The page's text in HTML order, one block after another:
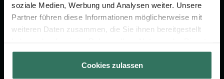
soziale Medien, Werbung und Analysen weiter. Unsere
Partner führen diese Informationen möglicherweise mit
weiteren Daten zusammen, die Sie ihnen bereitgestellt
gesammelt haben.
Cookies zulassen
FÜR SIE
Vergleich
Ratgeber
FÜR BESTATTER
Online-Portal
Kostenlos registrieren